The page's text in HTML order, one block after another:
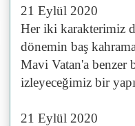
21 Eylül 2020
Her iki karakterimiz
dönemin baş
Mavi Vatan'a benzer
izleyeceğimiz bir
21 Eylül 2020